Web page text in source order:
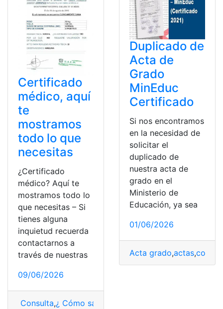
Certificado
médico, aquí
te
mostramos
todo lo que
necesitas
¿Certificado
médico? Aquí te
mostramos todo lo
que necesitas – Si
tienes alguna
inquietud recuerda
contactarnos a
través de nuestras
09/06/2026
Consulta,¿ Cómo saber?
Duplicado de
Acta de
Grado
MinEduc
Certificado
Si nos encontramos
en la necesidad de
solicitar el
duplicado de
nuestra acta de
grado en el
Ministerio de
Educación, ya sea
01/06/2026
Acta grado,actas,